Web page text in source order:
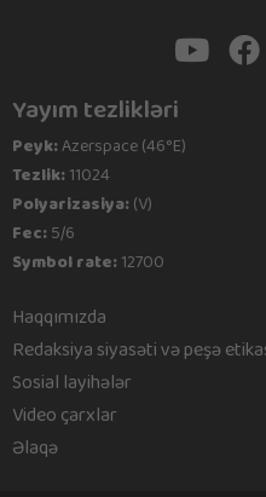
Yayım tezlikləri
Peyk:Azerspace (46°E)
Tezlik:11024
Polyarizasiya:(V)
Fec:5/6
Symbol rate:12700
Haqqımızda
Redaksiya siyasəti və peşə
Sosial layihələr
Video çarxlar
Əlaqə